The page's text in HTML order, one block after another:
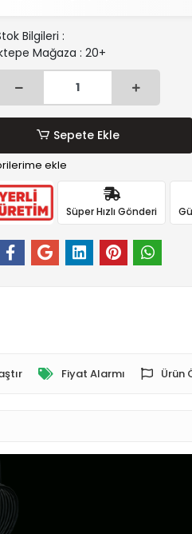
Bilgileri :
Mağaza : 20+
Sepete Ekle
ekle
Süper Hızlı Gönderi
Fiyat Alarmı Ürün